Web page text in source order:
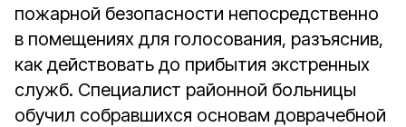
пожарной безопасности непосредственно
в помещениях для голосования, разъяснив,
как действовать до прибытия экстренных
служб. Специалист районной больницы
обучил собравшихся основам доврачебной